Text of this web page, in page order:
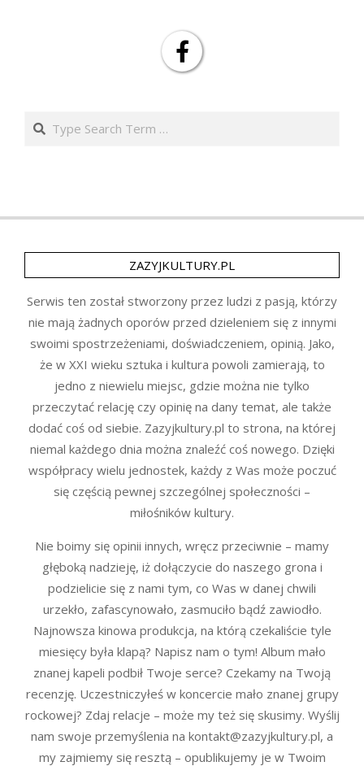
Search
ZAZYJKULTURY.PL
Serwis ten został stworzony przez ludzi z pasją, którzy
nie mają żadnych oporów przed dzieleniem się z innymi
swoimi spostrzeżeniami, doświadczeniem, opinią. Jako,
że w XXI wieku sztuka i kultura powoli zamierają, to
jedno z niewielu miejsc, gdzie można nie tylko
przeczytać relację czy opinię na dany temat, ale także
dodać coś od siebie. Zazyjkultury.pl to strona, na której
niemal każdego dnia można znaleźć coś nowego. Dzięki
współpracy wielu jednostek, każdy z Was może poczuć
się częścią pewnej szczególnej społeczności –
miłośników kultury.
Nie boimy się opinii innych, wręcz przeciwnie – mamy
głęboką nadzieję, iż dołączycie do naszego grona i
podzielicie się z nami tym, co Was w danej chwili
urzekło, zafascynowało, zasmuciło bądź zawiodło.
Najnowsza kinowa produkcja, na którą czekaliście tyle
miesięcy była klapą? Napisz nam o tym! Album mało
znanej kapeli podbił Twoje serce? Czekamy na Twoją
recenzję. Uczestniczyłeś w koncercie mało znanej grupy
rockowej? Zdaj relacje – może my też się skusimy. Wyślij
nam swoje przemyślenia na kontakt@zazyjkultury.pl, a
my zajmiemy się resztą – opublikujemy je w Twoim